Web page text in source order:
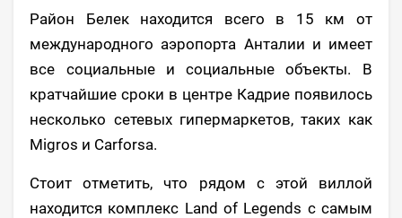
Район Белек находится всего в 15 км от
международного аэропорта Анталии и имеет
все социальные и социальные объекты. В
кратчайшие сроки в центре Кадрие появилось
несколько сетевых гипермаркетов, таких как
Migros и Carforsa.
Стоит отметить, что рядом с этой виллой
находится комплекс Land of Legends с самым